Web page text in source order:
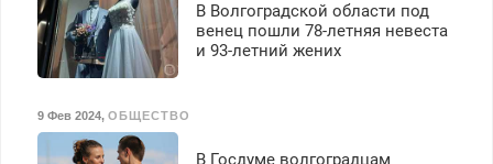
В Волгоградской области под
венец пошли 78-летняя невеста
и 93-летний жених
9 Фев 2024, ОБЩЕСТВО
В Госдуме волгоградцам